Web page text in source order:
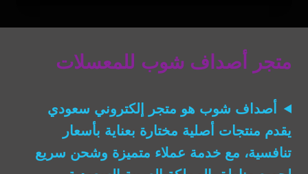
متجر أصداف شوب للمعسلات
أصداف شوب هو متجر إلكتروني سعودي
يقدم منتجات أصلية مختارة بعناية بأسعار
تنافسية، مع خدمة عملاء متميزة وشحن سريع